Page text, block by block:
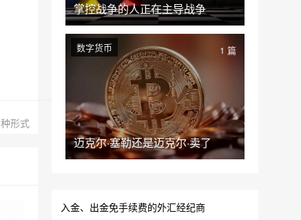
形式
掌控战争的人正在主导战争
迈克尔·塞勒还是迈克尔·卖了
数字货币 1 篇
入金、出金免手续费的外汇经纪商